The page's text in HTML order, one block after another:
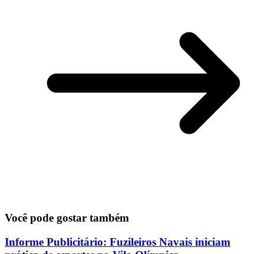
Você pode gostar também
Informe Publicitário: Fuzileiros Navais iniciam